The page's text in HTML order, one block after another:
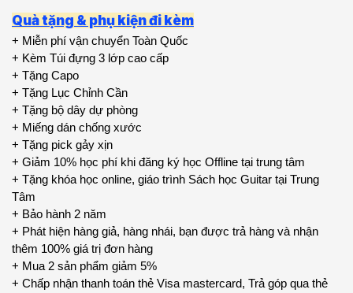
Quà tặng & phụ kiện đi kèm
+ Miễn phí vận chuyển Toàn Quốc
+ Kèm Túi đựng 3 lớp cao cấp
+ Tặng Capo
+ Tặng Lục Chỉnh Cần
+ Tặng bộ dây dự phòng
+ Miếng dán chống xước
+ Tặng pick gảy xịn
+ Giảm 10% học phí khi đăng ký học Offline tại trung tâm
+ Tặng khóa học online, giáo trình Sách học Guitar tại Trung
Tâm
+ Bảo hành 2 năm
+ Phát hiện hàng giả, hàng nhái, bạn được trả hàng và nhận
thêm 100% giá trị đơn hàng
+ Mua 2 sản phẩm giảm 5%
+ Chấp nhận thanh toán thẻ Visa mastercard, Trả góp qua thẻ